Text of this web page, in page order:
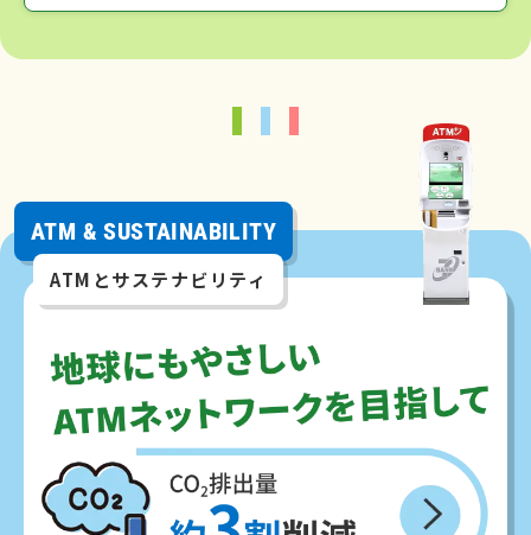
ATMとサステナビリティ
ATM & SUSTAINABILITY